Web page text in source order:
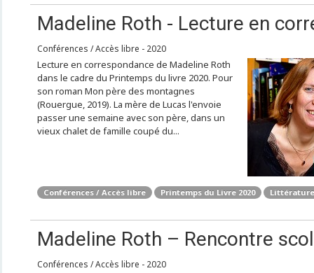
Madeline Roth - Lecture en
Conférences / Accès libre - 2020
Lecture en correspondance de Madeline Roth
dans le cadre du Printemps du livre 2020. Pour
son roman Mon père des montagnes
(Rouergue, 2019). La mère de Lucas l'envoie
passer une semaine avec son père, dans un
vieux chalet de famille coupé du...
Conférences / Accès libre Printemps du Livre 2020
Madeline Roth – Rencontre
Conférences / Accès libre - 2020